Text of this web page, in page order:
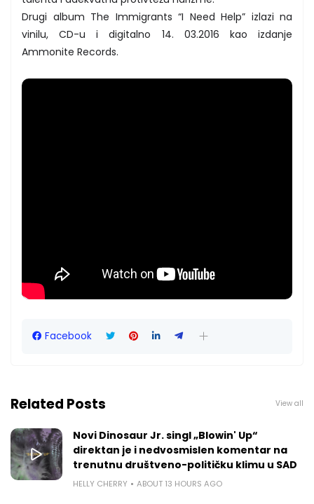
Drugi album The Immigrants “I Need Help” izlazi na
vinilu, CD-u i digitalno 14. 03.2016 kao izdanje
Ammonite Records.
Facebook
Related Posts View all
Novi Dinosaur Jr. singl „Blowin' Up“
direktan je i nedvosmislen komentar na
trenutnu društveno-političku klimu u SAD
HELLY CHERRY ABOUT 13 HOURS AGO